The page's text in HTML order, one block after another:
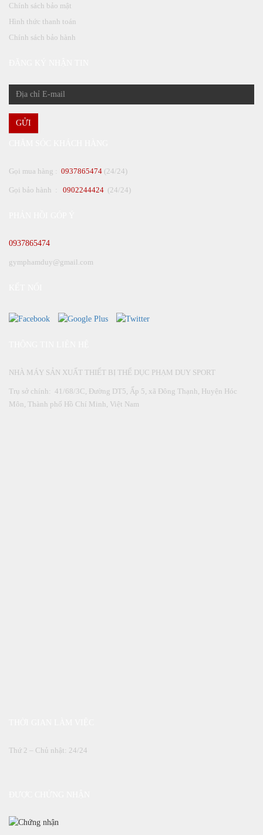
Chính sách bảo mật
Hình thức thanh toán
Chính sách bảo hành
GỬI
Gọi mua hàng : 0937865474 (24/24)
Gọi bảo hành : 0902244424 (24/24)
0937865474
gymphamduy@gmail.com
NHÀ MÁY SẢN XUẤT THIẾT BỊ THỂ DỤC PHẠM DUY SPORT
Trụ sở chính: 41/68/3C, Đường DT5, Ấp 5, xã Đông Thạnh, Huyện Hóc
Môn, Thành phố Hồ Chí Minh, Việt Nam
Thứ 2 – Chủ nhật: 24/24